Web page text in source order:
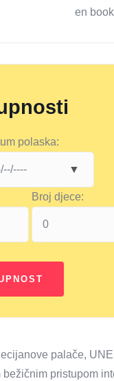
en
polaska:
Broj djece:
palače,
pristupom